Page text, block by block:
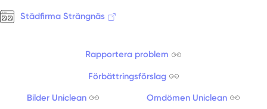
Städfirma Strängnäs
Rapportera problem
Förbättringsförslag
Bilder Uniclean
Omdömen Uniclean